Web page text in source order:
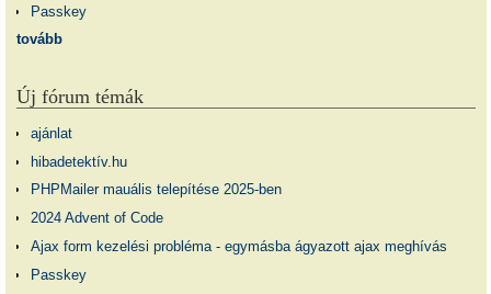
Passkey
tovább
Új fórum témák
ajánlat
hibadetektív.hu
PHPMailer mauális telepítése 2025-ben
2024 Advent of Code
Ajax form kezelési probléma - egymásba ágyazott ajax meghívás
Passkey